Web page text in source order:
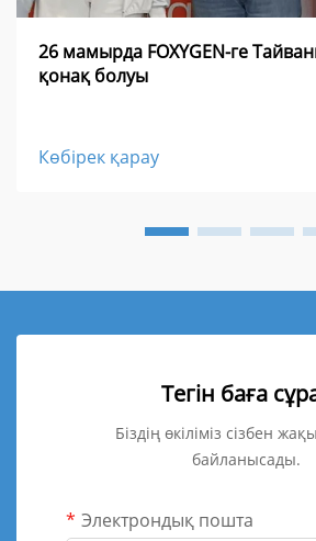
26 мамырда FOXYGEN-ге
қонақ болуы
Көбірек қарау
Тегін баға
Біздің өкіліміз сізбен
байланысады.
Электрондық пошта